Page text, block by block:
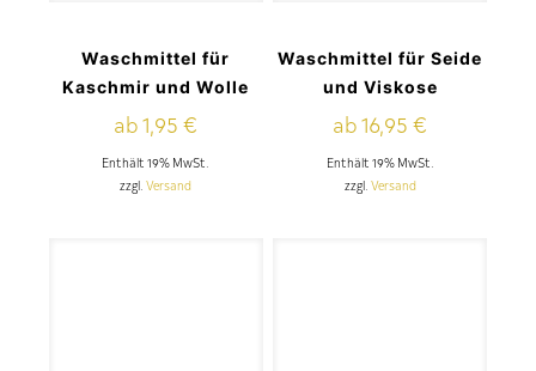
Waschmittel für
Kaschmir und Wolle
ab1,95€
Enthält 19% MwSt.
zzgl.Versand
Waschmittel für Seide
und Viskose
ab16,95€
Enthält 19% MwSt.
zzgl. Versand